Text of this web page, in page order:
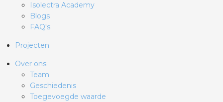
Isolectra Academy
Blogs
FAQ's
Projecten
Over ons
Team
Geschiedenis
Toegevoegde waarde